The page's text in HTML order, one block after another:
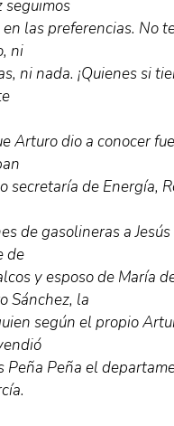
seguimos
las preferencias. No
ni
ni nada. ¡Quienes si
Arturo dio a conocer
secretaría de Energía,
de gasolineras a
de
y esposo de María
Sánchez, la
según el propio
Peña Peña el